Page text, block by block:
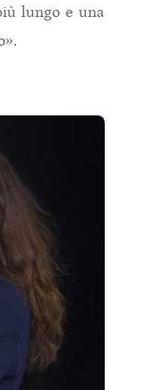
lungo e una